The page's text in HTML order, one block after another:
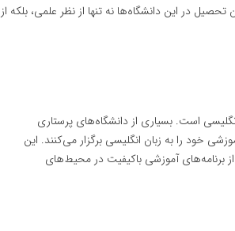
در این دانشگاه‌ها نه تنها از نظر علمی، بلکه از
است. بسیاری از دانشگاه‌های پرستاری
خود را به زبان انگلیسی برگزار می‌کنند. این
برنامه‌های آموزشی باکیفیت در محیط‌های